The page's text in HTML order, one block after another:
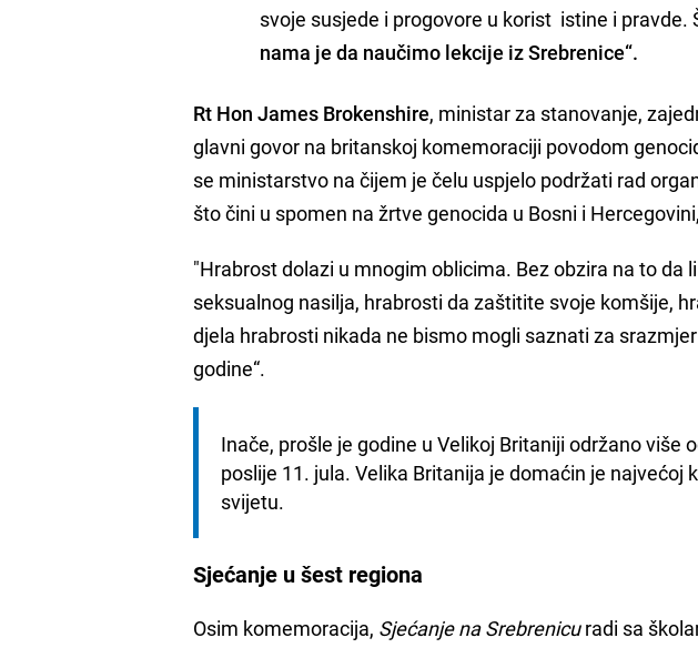
svoje susjede i progovore u korist istine i
nama je da naučimo lekcije iz Srebrenice“.
Rt Hon James Brokenshire, ministar za stanovanje,
glavni govor na britanskoj komemoraciji povodom
se ministarstvo na čijem je čelu uspjelo podržati rad
što čini u spomen na žrtve genocida u Bosni i
"Hrabrost dolazi u mnogim oblicima. Bez obzira na to da
seksualnog nasilja, hrabrosti da zaštitite svoje komšije,
djela hrabrosti nikada ne bismo mogli saznati za
godine“.
Inače, prošle je godine u Velikoj Britaniji održano više
poslije 11. jula. Velika Britanija je domaćin je
svijetu.
Sjećanje u šest regiona
Osim komemoracija, Sjećanje na Srebrenicuradi sa